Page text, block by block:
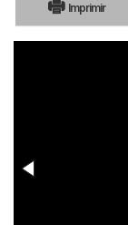
Imprimir